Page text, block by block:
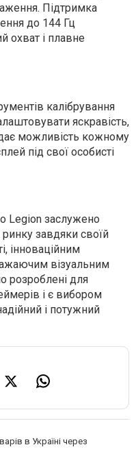
Підтримка
до 144 Гц
охват і плавне
калібрування
яскравість,
дає можливість кожному
під свої особисті
Legion заслужено
завдяки своїй
інноваційним
візуальним
розроблені для
і є вибором
і потужний
в Україні через